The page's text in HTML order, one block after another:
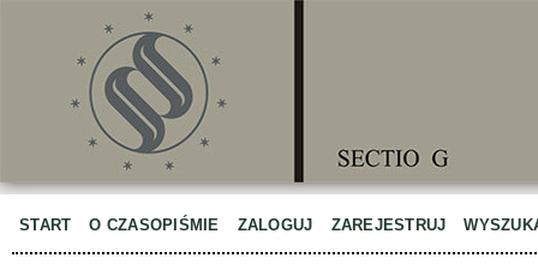
START O CZASOPIŚMIE ZALOGUJ ZAREJESTRUJ